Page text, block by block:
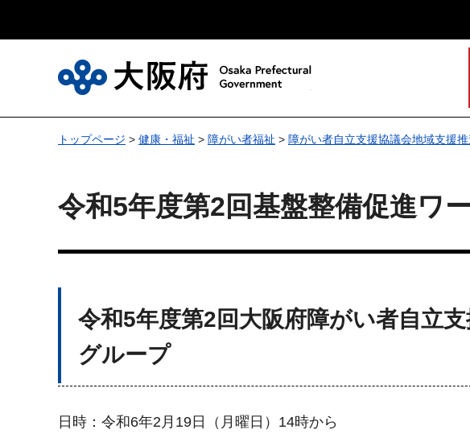
トップページ > 健康・福祉 > 障がい者福祉 > 障がい者自立支援協議会地域支援
令和5年度第2回基盤整備促進ワ
令和5年度第2回大阪府障がい者自立
グループ
日時：令和6年2月19日（月曜日）14時から